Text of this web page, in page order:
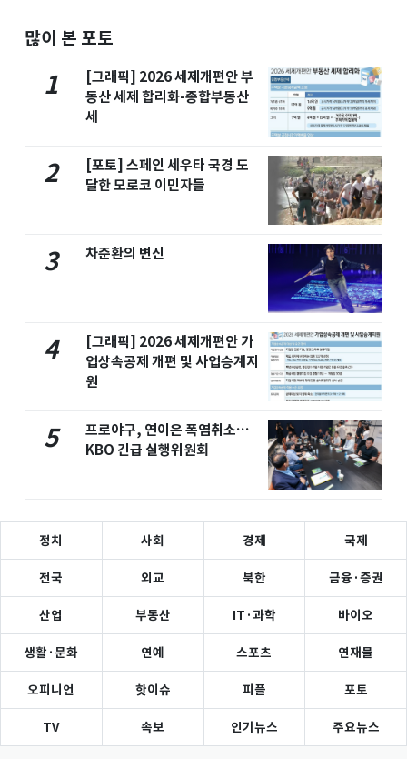
많이 본 포토
1
[그래픽] 2026 세제개편안 부
동산 세제 합리화-종합부동산
세
2
[포토] 스페인 세우타 국경 도
달한 모로코 이민자들
3 차준환의 변신
4
[그래픽] 2026 세제개편안 가
업상속공제 개편 및 사업승계지
원
5
프로야구, 연이은 폭염취소…
KBO 긴급 실행위원회
정치 사회 경제 국제
전국 외교 북한 금융·증권
산업 부동산 IT·과학 바이오
생활·문화 연예 스포츠 연재물
오피니언 핫이슈 피플 포토
TV 속보 인기뉴스 주요뉴스